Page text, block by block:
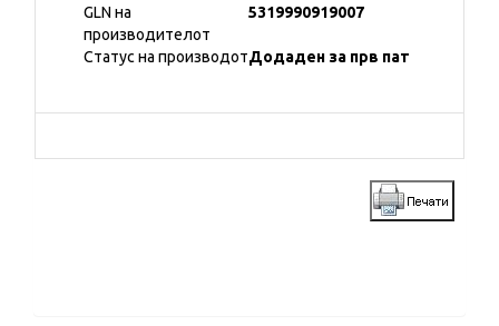
GLN на
производителот
5319990919007
Статус на производотДодаден за прв пат